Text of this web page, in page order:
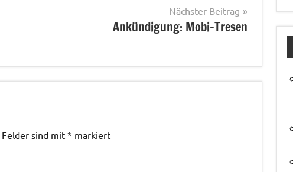
Nächster Beitrag
Ankündigung: Mobi-Tresen
sind mit * markiert